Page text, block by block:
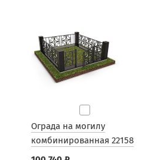
Ограда на могилу
комбинированная 22158